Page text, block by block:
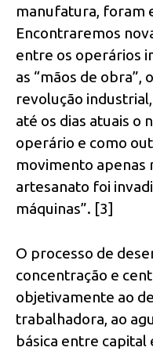
manufatura, foram
Encontraremos
entre os operários
as “mãos de obra”,
revolução
até os dias atuais o
operário e como
movimento apenas
artesanato foi
máquinas”. [3]
O processo de
concentração e
objetivamente ao
trabalhadora, ao
básica entre